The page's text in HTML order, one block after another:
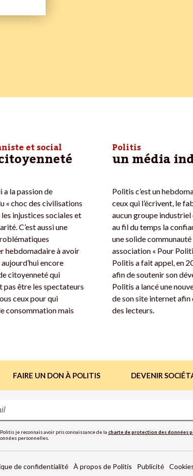
et social
a la passion de
« choc des civilisations
injustices sociales et
C’est aussi une
hebdomadaire à avoir
encore
citoyenneté qui
pas être les spectateurs
ceux pour qui
consommation mais
Politis
un média
Politis c’est un
ceux qui l’écrivent, le
aucun groupe industriel
au fil du temps la
une solide communauté
association « Pour
Politis a fait appel, en
afin de soutenir son
Politis a lancé une
de son site internet afin
des lecteurs.
FAIRE UN DON À POLITIS DEVENIR
je reconnais avoir pris connaissance de la charte de protection des données
personnelles.
de confidentialité À propos de Politis Publicité